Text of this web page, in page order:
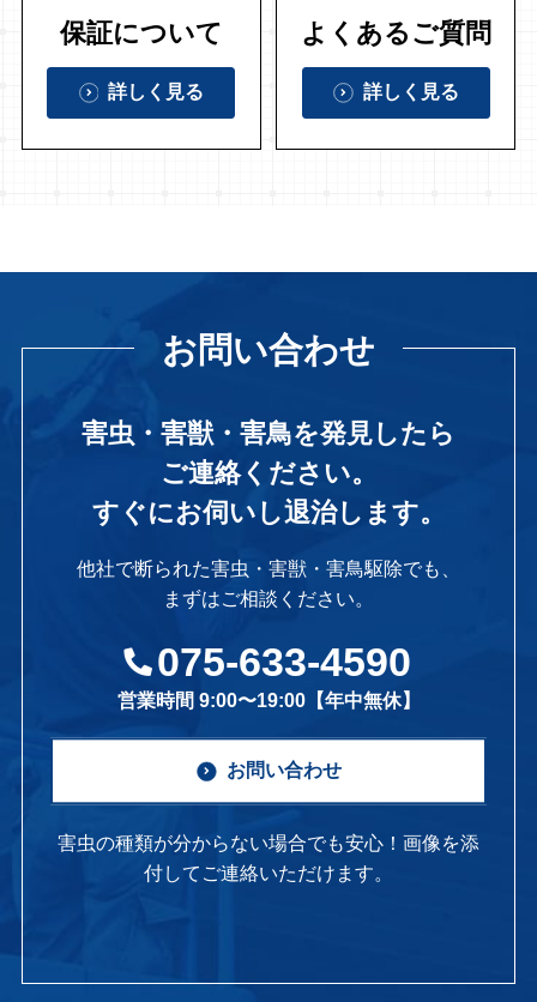
保証について
詳しく見る
よくあるご質問
詳しく見る
お問い合わせ
害虫・害獣・害鳥を発見したら
ご連絡ください。
すぐにお伺いし退治します。
他社で断られた害虫・害獣・害鳥駆除でも、
まずはご相談ください。
075-633-4590
営業時間 9:00〜19:00【年中無休】
お問い合わせ
害虫の種類が分からない場合でも安心！画像を添
付してご連絡いただけます。